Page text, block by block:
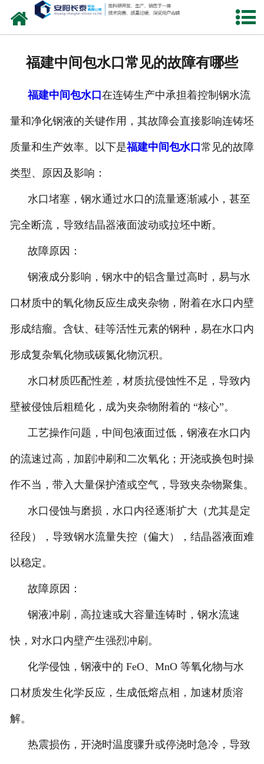
网站首页
新闻中心
联系我们
福建中间包水口常见的故障有哪些
福建中间包水口 在连铸生产中承担着控制钢水流
量和净化钢液的关键作用，其故障会直接影响连铸坯
质量和生产效率。以下是福建中间包水口 常见的故障
类型、原因及影响：
水口堵塞，钢水通过水口的流量逐渐减小，甚至
完全断流，导致结晶器液面波动或拉坯中断。
故障原因：
钢液成分影响，钢水中的铝含量过高时，易与水
口材质中的氧化物反应生成夹杂物，附着在水口内壁
形成结瘤。含钛、硅等活性元素的钢种，易在水口内
形成复杂氧化物或碳氮化物沉积。
水口材质匹配性差，材质抗侵蚀性不足，导致内
壁被侵蚀后粗糙化，成为夹杂物附着的 “核心”。
工艺操作问题，中间包液面过低，钢液在水口内
的流速过高，加剧冲刷和二次氧化；开浇或换包时操
作不当，带入大量保护渣或空气，导致夹杂物聚集。
水口侵蚀与磨损，水口内径逐渐扩大（尤其是定
径段），导致钢水流量失控（偏大），结晶器液面难
以稳定。
故障原因：
钢液冲刷，高拉速或大容量连铸时，钢水流速
快，对水口内壁产生强烈冲刷。
化学侵蚀，钢液中的 FeO、MnO 等氧化物与水
口材质发生化学反应，生成低熔点相，加速材质溶
解。
热震损伤，开浇时温度骤升或停浇时急冷，导致